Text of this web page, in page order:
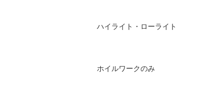
ハイライト・ローライト
ホイルワークのみ